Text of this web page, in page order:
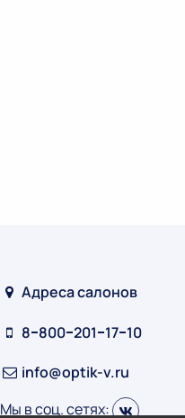
Адреса салонов
8‒800‒201‒17‒10
info@optik-v.ru
Мы в соц. сетях: